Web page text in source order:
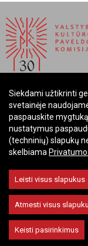
BIUDŽETINĖ
VALSTYBINĖ
Įmonės kodas:
Adresas: Rūdninkų g.
El. paštas:
Siekdami užtikrinti
svetainėje
paspauskite
nustatymus
(techninių) slapukų
skelbiama
Leisti visus slapukus
Atmesti visus
Keisti pasirinkimus